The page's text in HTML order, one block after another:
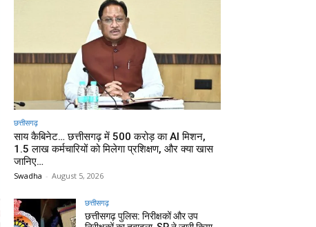
छत्तीसगढ़
साय कैबिनेट… छत्तीसगढ़ में 500 करोड़ का AI मिशन,
1.5 लाख कर्मचारियों को मिलेगा प्रशिक्षण, और क्या खास
जानिए…
Swadha - August 5, 2026
छत्तीसगढ़
छत्तीसगढ़ पुलिस: निरीक्षकों और उप